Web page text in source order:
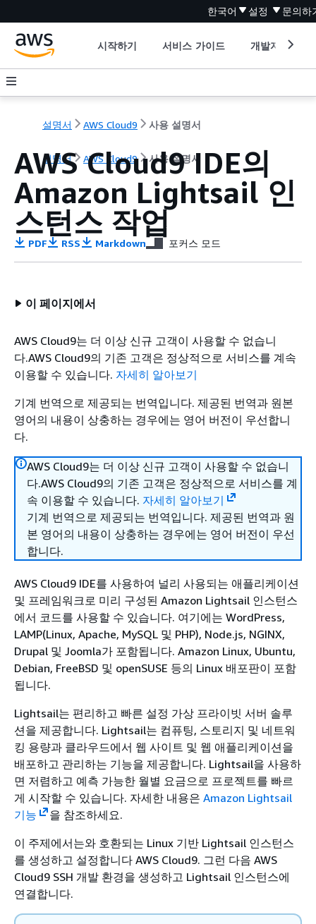
한국어 설정 문의하
시작하기 서비스 가이드 개발자 도구
설명서 AWS Cloud9 사용 설명서
설명서 AWS Cloud9 사용 설명서
AWS Cloud9 IDE의
Amazon Lightsail 인
스턴스 작업
PDF RSS Markdown 포커스 모드
이 페이지에서
AWS Cloud9는 더 이상 신규 고객이 사용할 수 없습니
다.AWS Cloud9의 기존 고객은 정상적으로 서비스를 계속
이용할 수 있습니다. 자세히 알아보기
기계 번역으로 제공되는 번역입니다. 제공된 번역과 원본
영어의 내용이 상충하는 경우에는 영어 버전이 우선합니
다.
AWS Cloud9는 더 이상 신규 고객이 사용할 수 없습니
다.AWS Cloud9의 기존 고객은 정상적으로 서비스를 계
속 이용할 수 있습니다. 자세히 알아보기
기계 번역으로 제공되는 번역입니다. 제공된 번역과 원
본 영어의 내용이 상충하는 경우에는 영어 버전이 우선
합니다.
AWS Cloud9 IDE를 사용하여 널리 사용되는 애플리케이션
및 프레임워크로 미리 구성된 Amazon Lightsail 인스턴스
에서 코드를 사용할 수 있습니다. 여기에는 WordPress,
LAMP(Linux, Apache, MySQL 및 PHP), Node.js, NGINX,
Drupal 및 Joomla가 포함됩니다. Amazon Linux, Ubuntu,
Debian, FreeBSD 및 openSUSE 등의 Linux 배포판이 포함
됩니다.
Lightsail는 편리하고 빠른 설정 가상 프라이빗 서버 솔루
션을 제공합니다. Lightsail는 컴퓨팅, 스토리지 및 네트워
킹 용량과 클라우드에서 웹 사이트 및 웹 애플리케이션을
배포하고 관리하는 기능을 제공합니다. Lightsail을 사용하
면 저렴하고 예측 가능한 월별 요금으로 프로젝트를 빠르
게 시작할 수 있습니다. 자세한 내용은 Amazon Lightsail
기능
을 참조하세요.
이 주제에서는와 호환되는 Linux 기반 Lightsail 인스턴스
를 생성하고 설정합니다 AWS Cloud9. 그런 다음 AWS
Cloud9 SSH 개발 환경을 생성하고 Lightsail 인스턴스에
연결합니다.